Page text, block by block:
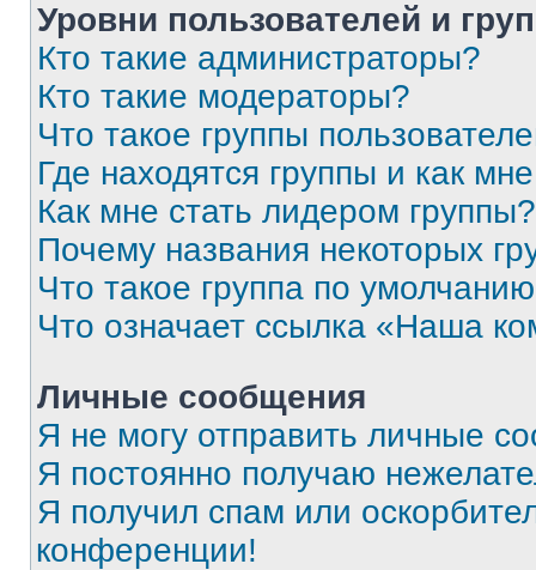
Уровни пользователей и
Кто такие администраторы?
Кто такие модераторы?
Что такое группы
Где находятся группы и как
Как мне стать лидером группы?
Почему названия некоторых
Что такое группа по
Что означает ссылка «Наша
Личные сообщения
Я не могу отправить личные
Я постоянно получаю
Я получил спам или
конференции!